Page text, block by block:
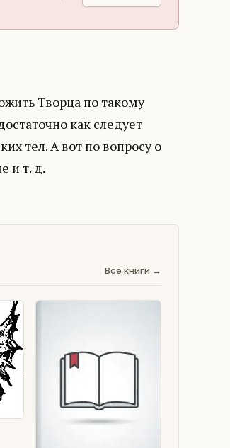
Творца по такому
как следует
тел. А вот по вопросу о
и т. д.
Все книги →